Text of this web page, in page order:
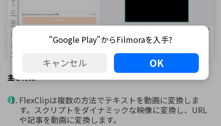
主な特徴
FlexClipは複数の方法でテキストを動画に変換しま
す。スクリプトをダイナミックな映像に変換し、URL
や記事を動画に変換します。
"Google Play"からFilmoraを入手?
キャンセル OK